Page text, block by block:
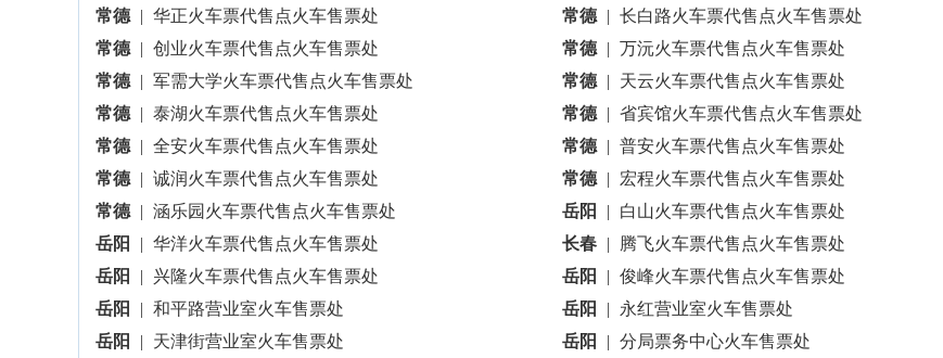
常德 | 华正火车票代售点火车售票处 常德 | 长白路火车票代售点火车售票处
常德 | 创业火车票代售点火车售票处 常德 | 万沅火车票代售点火车售票处
常德 | 军需大学火车票代售点火车售票处 常德 |
天云火车票代售点火车售票处
常德 | 泰湖火车票代售点火车售票处 常德 | 省宾馆火车票代售点火车售票处
常德 | 全安火车票代售点火车售票处 常德 | 普安火车票代售点火车售票处
常德 | 诚润火车票代售点火车售票处 常德 |
宏程火车票代售点火车售票处
常德 | 涵乐园火车票代售点火车售票处 岳阳 |
白山火车票代售点火车售票处
岳阳
| 华洋火车票代售点火车售票处 长春 |
腾飞火车票代售点火车售票处
岳阳
| 兴隆火车票代售点火车售票处 岳阳 | 俊峰火车票代售点火车售票处
岳阳
| 和平路营业室火车售票处 岳阳 |
永红营业室火车售票处
岳阳
| 天津街营业室火车售票处 岳阳 | 分局票务中心火车售票处